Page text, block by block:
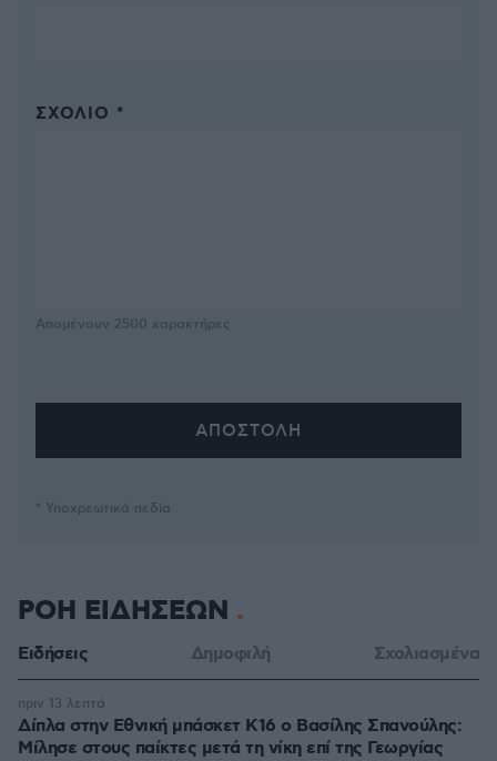
ΣΧΌΛΙΟ *
Απομένουν 2500 χαρακτήρες
* Υποχρεωτικά πεδία
ΡΟΗ ΕΙΔΗΣΕΩΝ
Ειδήσεις Δημοφιλή Σχολιασμένα
Δίπλα στην Εθνική μπάσκετ Κ16 ο Βασίλης Σπανούλης:
Μίλησε στους παίκτες μετά τη νίκη επί της Γεωργίας
πριν 13 λεπτά